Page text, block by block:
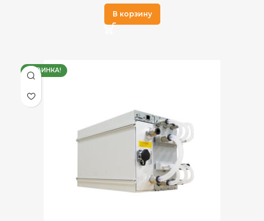
ЭНЕРГОЭФФЕКТИВНОСТЬ
Воздушное (два вентилятора)
В корзину
НОВИНКА!